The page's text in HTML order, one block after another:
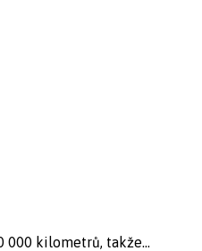
000 kilometrů, takže...